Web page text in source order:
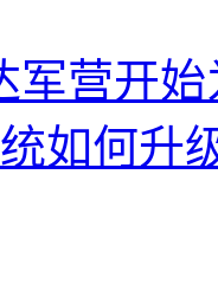
军营开
如何升